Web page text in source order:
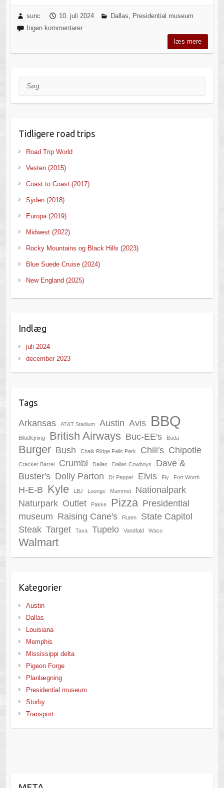
sunc 10. juli 2024 Dallas
Presidential museum
Ingen kommentarer
læs mere
Søg
Tidligere road trips
Road Trip World
Vesten (2015)
Coast to Coast (2017)
Syden (2018)
Europa (2019)
Midwest (2022)
Rocky Mountains og Black Hills (2023)
Blue Suede Cruise (2024)
New England (2025)
Indlæg
juli 2024
december 2023
Tags
Arkansas AT&T Stadium Austin Avis BBQ
Biludlejning British Airways Buc-EE's Buda
Burger Bush Chalk Ridge Falls Park Chili's Chipotle
Cracker Barrel Crumbl Dallas Dallas Cowboys
Dave &
Buster's Dolly Parton Dr Pepper Elvis Fly Fort Worth
H-E-B Kyle LBJ Lounge Mammut
Nationalpark
Naturpark Outlet Pakke Pizza Presidential
museum Raising Cane's Ruten
State Capitol
Steak Target Taxa Tupelo Vandfald Waco
Walmart
Kategorier
Austin
Dallas
Louisiana
Memphis
Mississippi delta
Pigeon Forge
Planlægning
Presidential museum
Storby
Transport